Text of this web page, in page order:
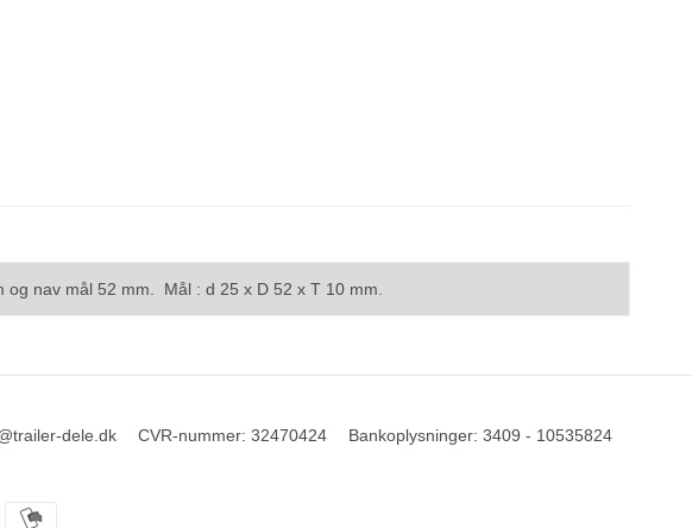
nav mål 52 mm. Mål : d 25 x D 52 x T 10 mm.
dele.dk CVR-nummer: 32470424 Bankoplysninger: 3409 - 10535824